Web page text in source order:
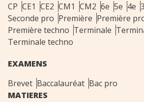
CP CE1 CE2 CM1 CM2 6e 5e 4e
Seconde pro Première Première
Première techno Terminale
Terminale techno
EXAMENS
Brevet Baccalauréat Bac pro
MATIERES